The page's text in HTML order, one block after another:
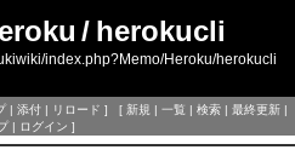
/ herokucli
index.php?Memo/Heroku/herokucli
| 添付 | リロード ] [ 新規 | 一覧 | 検索 | 最終更新 |
| ログイン ]